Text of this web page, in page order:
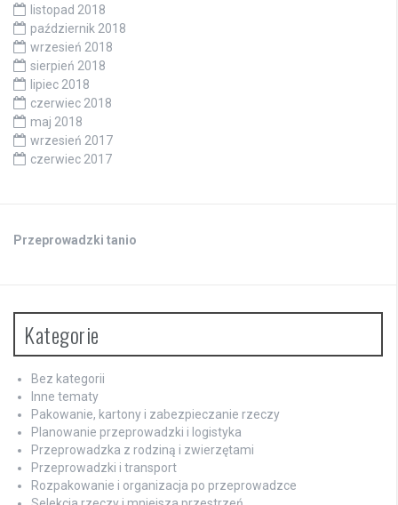
listopad 2018
październik 2018
wrzesień 2018
sierpień 2018
lipiec 2018
czerwiec 2018
maj 2018
wrzesień 2017
czerwiec 2017
Przeprowadzki tanio
Kategorie
Bez kategorii
Inne tematy
Pakowanie, kartony i zabezpieczanie rzeczy
Planowanie przeprowadzki i logistyka
Przeprowadzka z rodziną i zwierzętami
Przeprowadzki i transport
Rozpakowanie i organizacja po przeprowadzce